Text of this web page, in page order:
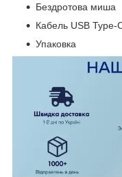
Бездротова миша
Кабель USB Type-
Упаковка